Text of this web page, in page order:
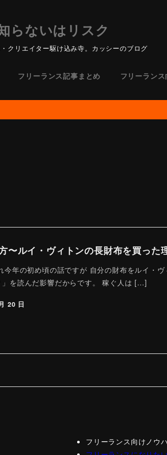
らないはリスク
クリエイター駆け込み寺。カッシーのブログ
フリーランス記事まとめ フリーラン
〜ルイ・ヴィトンの長財布を買った
今年の初め頃の話ですが 自分の財布をルイ・
」を読んだ影響だからです。 稼ぐ人は […]
20 日
フリーランス向けノウ